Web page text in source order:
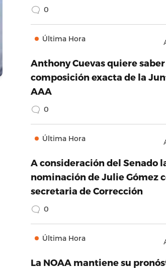
0
Última Hora
Anthony Cuevas quiere saber
composición exacta de la
AAA
0
Última Hora
A consideración del Senado
nominación de Julie Gómez
secretaria de Corrección
0
Última Hora
La NOAA mantiene su